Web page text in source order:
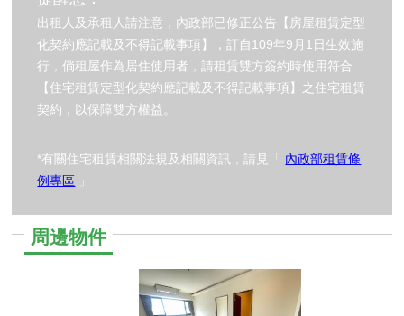
出租人及承租人請注意，內政部已修正公告【房屋租賃定型
化契約應記載及不得記載事項】，訂自109年9月1日生效施
行，倘租屋作為居住使用者，請租賃雙方簽約時使用符合
【住宅租賃定型化契約應記載及不得記載事項】之住宅租賃
契約，以保障雙方權益。
*有關住宅租賃相關法規及相關資訊，請見「 內政部租賃條
例專區 」
周邊物件